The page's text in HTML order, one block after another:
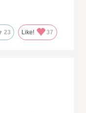
した。とても素敵な
心より感謝申し上げ
23 Like! 37